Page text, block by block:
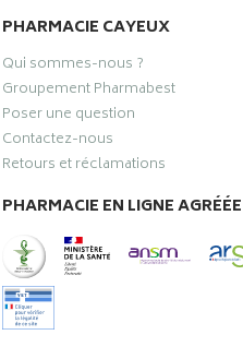
PHARMACIE CAYEUX
Qui sommes-nous ?
Groupement Pharmabest
Poser une question
Contactez-nous
Retours et réclamations
PHARMACIE EN LIGNE AGRÉÉE